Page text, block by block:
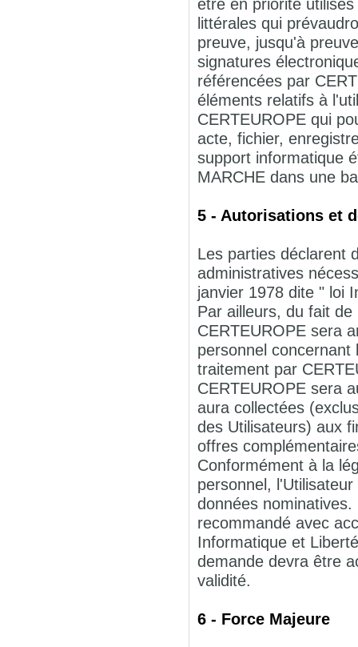
littérales qui
preuve, jusqu'à
signatures
référencées par
éléments relatifs à
CERTEUROPE qui
acte, fichier,
support informatique
MARCHE dans une
5 - Autorisations et
Les parties déclarent
administratives
janvier 1978 dite " loi
Par ailleurs, du fait
CERTEUROPE sera
personnel concernant
traitement par
CERTEUROPE sera
aura collectées
des Utilisateurs) aux
offres
Conformément à la
personnel,
données
recommandé avec
Informatique et
demande devra être
validité.
6 - Force Majeure